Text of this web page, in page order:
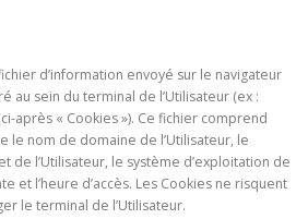
d’information envoyé sur le navigateur
au sein du terminal de l’Utilisateur (ex :
après « Cookies »). Ce fichier comprend
le nom de domaine de l’Utilisateur, le
de l’Utilisateur, le système d’exploitation de
et l’heure d’accès. Les Cookies ne risquent
le terminal de l’Utilisateur.